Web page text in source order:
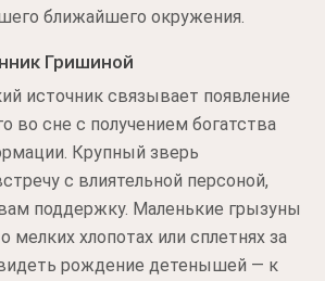
ближайшего окружения.
Гришиной
источник связывает появление
во сне с получением богатства
Крупный зверь
с влиятельной персоной,
поддержку. Маленькие грызуны
хлопотах или сплетнях за
рождение детенышей — к